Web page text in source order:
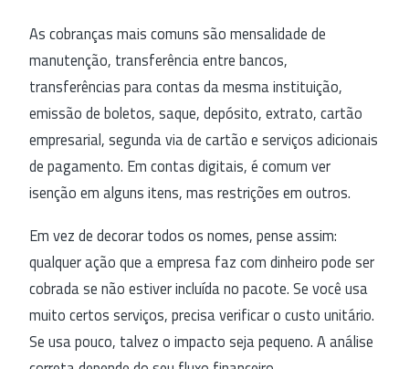
As cobranças mais comuns são mensalidade de
manutenção, transferência entre bancos,
transferências para contas da mesma instituição,
emissão de boletos, saque, depósito, extrato, cartão
empresarial, segunda via de cartão e serviços adicionais
de pagamento. Em contas digitais, é comum ver
isenção em alguns itens, mas restrições em outros.
Em vez de decorar todos os nomes, pense assim:
qualquer ação que a empresa faz com dinheiro pode ser
cobrada se não estiver incluída no pacote. Se você usa
muito certos serviços, precisa verificar o custo unitário.
Se usa pouco, talvez o impacto seja pequeno. A análise